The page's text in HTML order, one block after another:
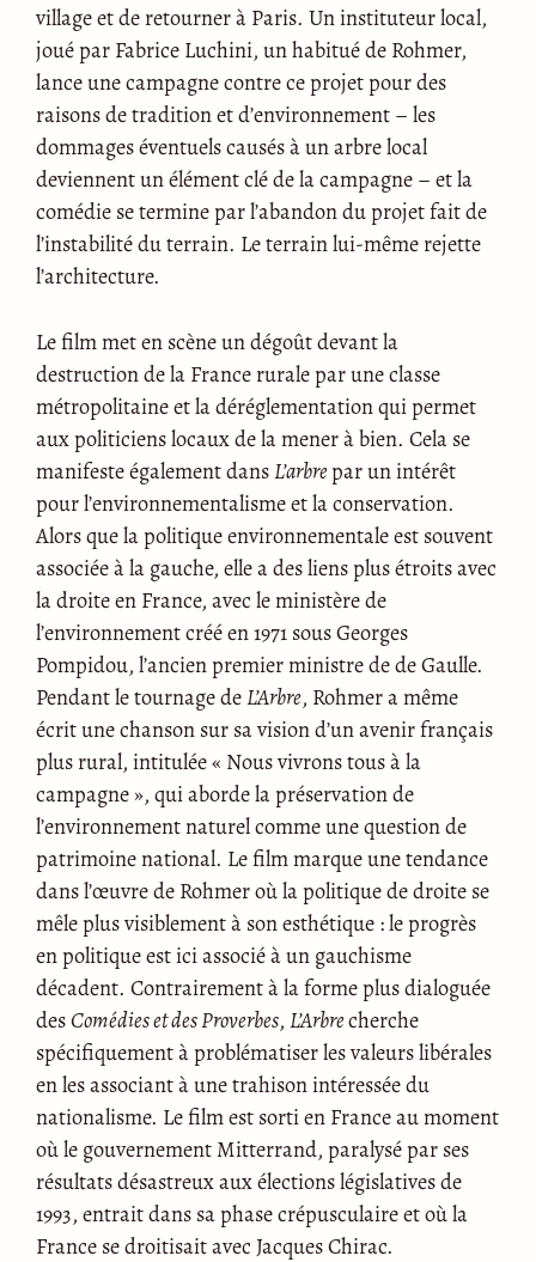
village et de retourner à Paris. Un instituteur local,
joué par Fabrice Luchini, un habitué de Rohmer,
lance une campagne contre ce projet pour des
raisons de tradition et d’environnement – les
dommages éventuels causés à un arbre local
deviennent un élément clé de la campagne – et la
comédie se termine par l’abandon du projet fait de
l’instabilité du terrain. Le terrain lui-même rejette
l’architecture.
Le film met en scène un dégoût devant la
destruction de la France rurale par une classe
métropolitaine et la déréglementation qui permet
aux politiciens locaux de la mener à bien. Cela se
manifeste également dansL’arbrepar un intérêt
pour l’environnementalisme et la conservation.
Alors que la politique environnementale est souvent
associée à la gauche, elle a des liens plus étroits avec
la droite en France, avec le ministère de
l’environnement créé en 1971 sous Georges
Pompidou, l’ancien premier ministre de de Gaulle.
Pendant le tournage deL’Arbre, Rohmer a même
écrit une chanson sur sa vision d’un avenir français
plus rural, intitulée « Nous vivrons tous à la
campagne », qui aborde la préservation de
l’environnement naturel comme une question de
patrimoine national. Le film marque une tendance
dans l’œuvre de Rohmer où la politique de droite se
mêle plus visiblement à son esthétique : le progrès
en politique est ici associé à un gauchisme
décadent. Contrairement à la forme plus dialoguée
desComédies et des Proverbes, L’Arbrecherche
spécifiquement à problématiser les valeurs libérales
en les associant à une trahison intéressée du
nationalisme. Le film est sorti en France au moment
où le gouvernement Mitterrand, paralysé par ses
résultats désastreux aux élections législatives de
1993, entrait dans sa phase crépusculaire et où la
France se droitisait avec Jacques Chirac.